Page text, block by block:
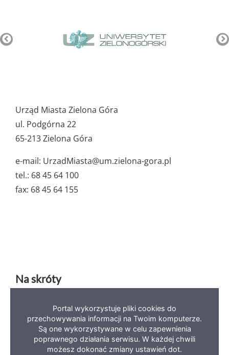
ważne
dane
Urząd Miasta Zielona Góra
ul. Podgórna 22
65-213 Zielona Góra
e-mail: UrzadMiasta@um.zielona-gora.pl
tel.: 68 45 64 100
fax: 68 45 64 155
Na skróty
Deklaracja dostępności Mapa serwisu BIP
Polityka prywatności
Portal wykorzystuje pliki cookies do
przechowywania informacji na Twoim komputerze.
Są one wykorzystywane w celu zapewnienia
poprawnego działania serwisu. W każdej chwili
możesz dokonać zmiany ustawień dot.